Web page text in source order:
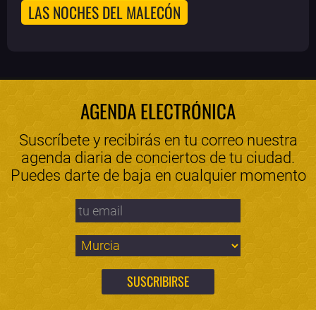
LAS NOCHES DEL MALECÓN
AGENDA ELECTRÓNICA
Suscríbete y recibirás en tu correo nuestra
agenda diaria de conciertos de tu ciudad.
Puedes darte de baja en cualquier momento